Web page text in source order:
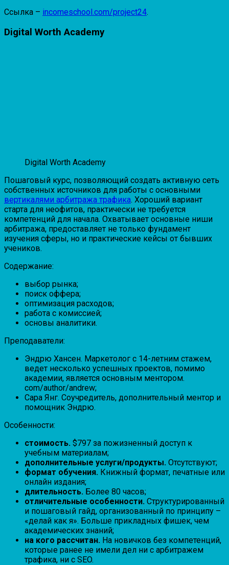
Ссылка – incomeschool.com/project24.
Digital Worth Academy
Digital Worth Academy
Пошаговый курс, позволяющий создать активную сеть
собственных источников для работы с основными
вертикалями арбитража трафика. Хороший вариант
старта для неофитов, практически не требуется
компетенций для начала. Охватывает основные ниши
арбитража, предоставляет не только фундамент
изучения сферы, но и практические кейсы от бывших
учеников.
Содержание:
выбор рынка;
поиск оффера;
оптимизация расходов;
работа с комиссией;
основы аналитики.
Преподаватели:
Эндрю Хансен. Маркетолог с 14-летним стажем,
ведет несколько успешных проектов, помимо
академии, является основным ментором.
com/author/andrew;
Сара Янг. Соучредитель, дополнительный ментор и
помощник Эндрю.
Особенности:
стоимость. $797 за пожизненный доступ к
учебным материалам;
дополнительные услуги/продукты. Отсутствуют;
формат обучения. Книжный формат, печатные или
онлайн издания;
длительность. Более 80 часов;
отличительные особенности. Структурированный
и пошаговый гайд, организованный по принципу –
«делай как я». Больше прикладных фишек, чем
академических знаний;
на кого рассчитан. На новичков без компетенций,
которые ранее не имели дел ни с арбитражем
трафика, ни с SEO.